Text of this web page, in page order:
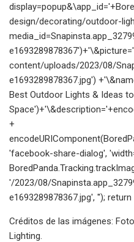
design/decorating/outdoor-
content/uploads/2023/08/
e1693289878367.jpg')
Best Outdoor Lights & Ideas
+
'facebook-share-dialog',
'/2023/08/
e1693289878367.jpg', '');
Créditos de las imágenes:
Lighting.